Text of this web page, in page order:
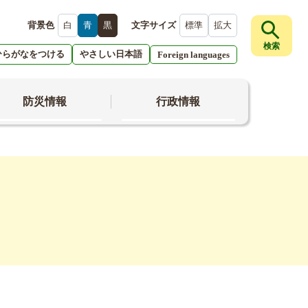
背景色 白 青 黒 文字サイズ 標準 拡大
らがなをつける やさしい日本語 Foreign languages
検索
防災情報 行政情報